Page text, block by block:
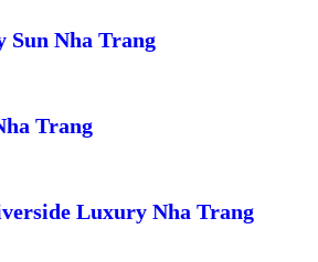
Sun Nha Trang
Trang
Luxury Nha Trang